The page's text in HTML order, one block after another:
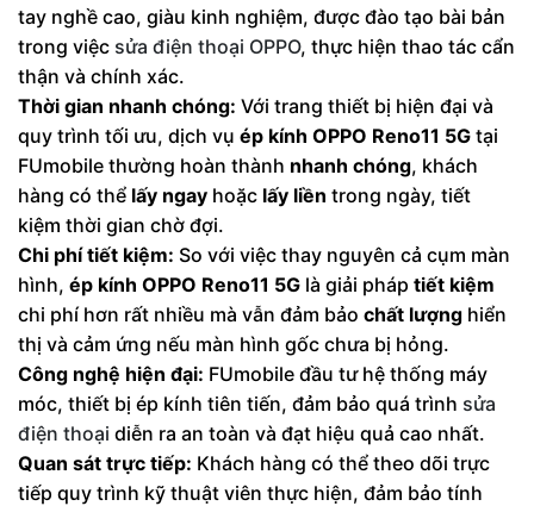
tay nghề cao, giàu kinh nghiệm, được đào tạo bài bản
trong việc sửa điện thoại OPPO, thực hiện thao tác cẩn
thận và chính xác.
Thời gian nhanh chóng: Với trang thiết bị hiện đại và
quy trình tối ưu, dịch vụ ép kính OPPO Reno11 5G tại
FUmobile thường hoàn thành nhanh chóng, khách
hàng có thể lấy ngay hoặc lấy liền trong ngày, tiết
kiệm thời gian chờ đợi.
Chi phí tiết kiệm: So với việc thay nguyên cả cụm màn
hình, ép kính OPPO Reno11 5G là giải pháp tiết kiệm
chi phí hơn rất nhiều mà vẫn đảm bảo chất lượng hiển
thị và cảm ứng nếu màn hình gốc chưa bị hỏng.
Công nghệ hiện đại: FUmobile đầu tư hệ thống máy
móc, thiết bị ép kính tiên tiến, đảm bảo quá trình sửa
điện thoại diễn ra an toàn và đạt hiệu quả cao nhất.
Quan sát trực tiếp: Khách hàng có thể theo dõi trực
tiếp quy trình kỹ thuật viên thực hiện, đảm bảo tính